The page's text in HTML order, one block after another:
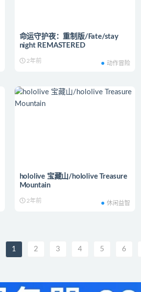
命运守护夜：重制版/Fate/stay
night REMASTERED
2年前 动作冒险
hololive 宝藏山/hololive Treasure
Mountain
2年前 休闲益智
1 2 3 4 5 6